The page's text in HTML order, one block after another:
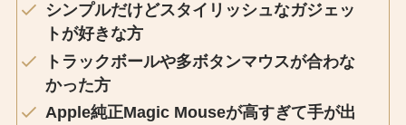
シンプルだけどスタイリッシュなガジェッ
トが好きな方
トラックボールや多ボタンマウスが合わな
かった方
Apple純正Magic Mouseが高すぎて手が出